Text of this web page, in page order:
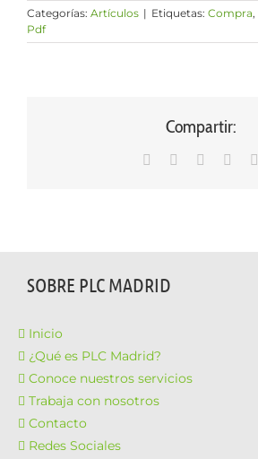
Categorías: Artículos | Etiquetas: Compra,
Pdf
Compartir:
WhatsAppLinkedInFacebook
SOBRE PLC MADRID
Inicio
¿Qué es PLC Madrid?
Conoce nuestros servicios
Trabaja con nosotros
Contacto
Redes Sociales